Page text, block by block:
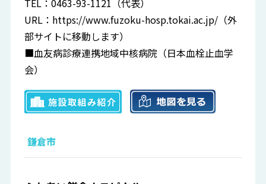
TEL：0463-93-1121（代表）
URL： https://www.fuzoku-hosp.tokai.ac.jp/ （外
部サイトに移動します）
■血友病診療連携地域中核病院（日本血栓止血学
会）
鎌倉市